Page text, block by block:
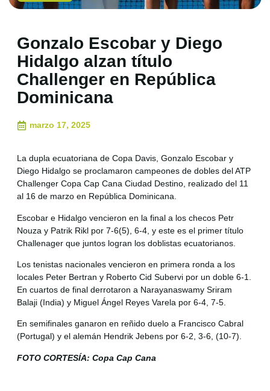
Gonzalo Escobar y Diego
Hidalgo alzan título
Challenger en República
Dominicana
marzo 17, 2025
La dupla ecuatoriana de Copa Davis, Gonzalo Escobar y
Diego Hidalgo se proclamaron campeones de dobles del ATP
Challenger Copa Cap Cana Ciudad Destino, realizado del 11
al 16 de marzo en República Dominicana.
Escobar e Hidalgo vencieron en la final a los checos Petr
Nouza y Patrik Rikl por 7-6(5), 6-4, y este es el primer título
Challenager que juntos logran los doblistas ecuatorianos.
Los tenistas nacionales vencieron en primera ronda a los
locales Peter Bertran y Roberto Cid Subervi por un doble 6-1.
En cuartos de final derrotaron a Narayanaswamy Sriram
Balaji (India) y Miguel Ángel Reyes Varela por 6-4, 7-5.
En semifinales ganaron en reñido duelo a Francisco Cabral
(Portugal) y el alemán Hendrik Jebens por 6-2, 3-6, (10-7).
FOTO CORTESÍA: Copa Cap Cana